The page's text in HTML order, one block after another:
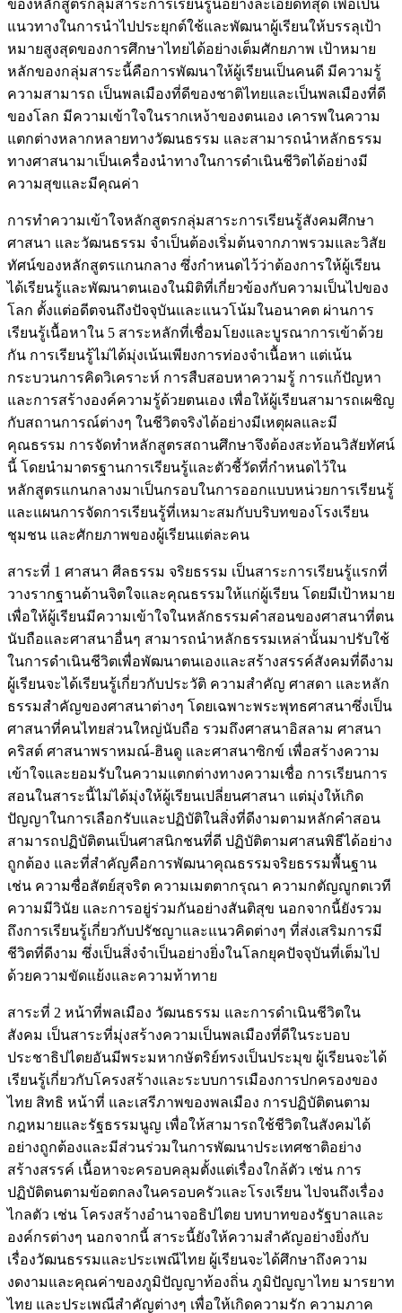
ของหลักสูตรกลุ่มสาระการเรียนรู้นี้อย่างละเอียดที่สุด เพื่อเป็น
แนวทางในการนำไปประยุกต์ใช้และพัฒนาผู้เรียนให้บรรลุเป้า
หมายสูงสุดของการศึกษาไทยได้อย่างเต็มศักยภาพ เป้าหมาย
หลักของกลุ่มสาระนี้คือการพัฒนาให้ผู้เรียนเป็นคนดี มีความรู้
ความสามารถ เป็นพลเมืองที่ดีของชาติไทยและเป็นพลเมืองที่ดี
ของโลก มีความเข้าใจในรากเหง้าของตนเอง เคารพในความ
แตกต่างหลากหลายทางวัฒนธรรม และสามารถนำหลักธรรม
ทางศาสนามาเป็นเครื่องนำทางในการดำเนินชีวิตได้อย่างมี
ความสุขและมีคุณค่า
การทำความเข้าใจหลักสูตรกลุ่มสาระการเรียนรู้สังคมศึกษา
ศาสนา และวัฒนธรรม จำเป็นต้องเริ่มต้นจากภาพรวมและวิสัย
ทัศน์ของหลักสูตรแกนกลาง ซึ่งกำหนดไว้ว่าต้องการให้ผู้เรียน
ได้เรียนรู้และพัฒนาตนเองในมิติที่เกี่ยวข้องกับความเป็นไปของ
โลก ตั้งแต่อดีตจนถึงปัจจุบันและแนวโน้มในอนาคต ผ่านการ
เรียนรู้เนื้อหาใน 5 สาระหลักที่เชื่อมโยงและบูรณาการเข้าด้วย
กัน การเรียนรู้ไม่ได้มุ่งเน้นเพียงการท่องจำเนื้อหา แต่เน้น
กระบวนการคิดวิเคราะห์ การสืบสอบหาความรู้ การแก้ปัญหา
และการสร้างองค์ความรู้ด้วยตนเอง เพื่อให้ผู้เรียนสามารถเผชิญ
กับสถานการณ์ต่างๆ ในชีวิตจริงได้อย่างมีเหตุผลและมี
คุณธรรม การจัดทำหลักสูตรสถานศึกษาจึงต้องสะท้อนวิสัยทัศน์
นี้ โดยนำมาตรฐานการเรียนรู้และตัวชี้วัดที่กำหนดไว้ใน
หลักสูตรแกนกลางมาเป็นกรอบในการออกแบบหน่วยการเรียนรู้
และแผนการจัดการเรียนรู้ที่เหมาะสมกับบริบทของโรงเรียน
ชุมชน และศักยภาพของผู้เรียนแต่ละคน
สาระที่ 1 ศาสนา ศีลธรรม จริยธรรม เป็นสาระการเรียนรู้แรกที่
วางรากฐานด้านจิตใจและคุณธรรมให้แก่ผู้เรียน โดยมีเป้าหมาย
เพื่อให้ผู้เรียนมีความเข้าใจในหลักธรรมคำสอนของศาสนาที่ตน
นับถือและศาสนาอื่นๆ สามารถนำหลักธรรมเหล่านั้นมาปรับใช้
ในการดำเนินชีวิตเพื่อพัฒนาตนเองและสร้างสรรค์สังคมที่ดีงาม
ผู้เรียนจะได้เรียนรู้เกี่ยวกับประวัติ ความสำคัญ ศาสดา และหลัก
ธรรมสำคัญของศาสนาต่างๆ โดยเฉพาะพระพุทธศาสนาซึ่งเป็น
ศาสนาที่คนไทยส่วนใหญ่นับถือ รวมถึงศาสนาอิสลาม ศาสนา
คริสต์ ศาสนาพราหมณ์-ฮินดู และศาสนาซิกข์ เพื่อสร้างความ
เข้าใจและยอมรับในความแตกต่างทางความเชื่อ การเรียนการ
สอนในสาระนี้ไม่ได้มุ่งให้ผู้เรียนเปลี่ยนศาสนา แต่มุ่งให้เกิด
ปัญญาในการเลือกรับและปฏิบัติในสิ่งที่ดีงามตามหลักคำสอน
สามารถปฏิบัติตนเป็นศาสนิกชนที่ดี ปฏิบัติตามศาสนพิธีได้อย่าง
ถูกต้อง และที่สำคัญคือการพัฒนาคุณธรรมจริยธรรมพื้นฐาน
เช่น ความซื่อสัตย์สุจริต ความเมตตากรุณา ความกตัญญูกตเวที
ความมีวินัย และการอยู่ร่วมกันอย่างสันติสุข นอกจากนี้ยังรวม
ถึงการเรียนรู้เกี่ยวกับปรัชญาและแนวคิดต่างๆ ที่ส่งเสริมการมี
ชีวิตที่ดีงาม ซึ่งเป็นสิ่งจำเป็นอย่างยิ่งในโลกยุคปัจจุบันที่เต็มไป
ด้วยความขัดแย้งและความท้าทาย
สาระที่ 2 หน้าที่พลเมือง วัฒนธรรม และการดำเนินชีวิตใน
สังคม เป็นสาระที่มุ่งสร้างความเป็นพลเมืองที่ดีในระบอบ
ประชาธิปไตยอันมีพระมหากษัตริย์ทรงเป็นประมุข ผู้เรียนจะได้
เรียนรู้เกี่ยวกับโครงสร้างและระบบการเมืองการปกครองของ
ไทย สิทธิ หน้าที่ และเสรีภาพของพลเมือง การปฏิบัติตนตาม
กฎหมายและรัฐธรรมนูญ เพื่อให้สามารถใช้ชีวิตในสังคมได้
อย่างถูกต้องและมีส่วนร่วมในการพัฒนาประเทศชาติอย่าง
สร้างสรรค์ เนื้อหาจะครอบคลุมตั้งแต่เรื่องใกล้ตัว เช่น การ
ปฏิบัติตนตามข้อตกลงในครอบครัวและโรงเรียน ไปจนถึงเรื่อง
ไกลตัว เช่น โครงสร้างอำนาจอธิปไตย บทบาทของรัฐบาลและ
องค์กรต่างๆ นอกจากนี้ สาระนี้ยังให้ความสำคัญอย่างยิ่งกับ
เรื่องวัฒนธรรมและประเพณีไทย ผู้เรียนจะได้ศึกษาถึงความ
งดงามและคุณค่าของภูมิปัญญาท้องถิ่น ภูมิปัญญาไทย มารยาท
ไทย และประเพณีสำคัญต่างๆ เพื่อให้เกิดความรัก ความภาค